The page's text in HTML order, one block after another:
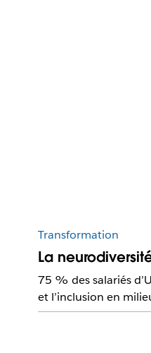
Transformation
La
75 % des salariés
et l’inclusion en